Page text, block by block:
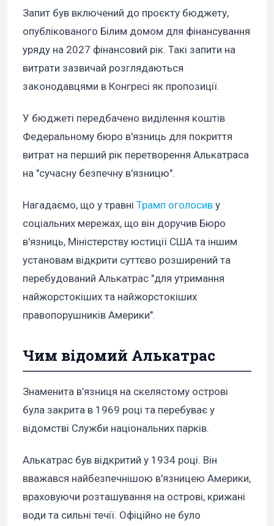
Запит був включений до проєкту бюджету,
опублікованого Білим домом для фінансування
уряду на 2027 фінансовий рік. Такі запити на
витрати зазвичай розглядаються
законодавцями в Конгресі як пропозиції.
У бюджеті передбачено виділення коштів
Федеральному бюро в'язниць для покриття
витрат на перший рік перетворення Алькатраса
на "сучасну безпечну в'язницю".
Нагадаємо, що у травні Трамп оголосив у
соціальних мережах, що він доручив Бюро
в'язниць, Міністерству юстиції США та іншим
установам відкрити суттєво розширений та
перебудований Алькатрас "для утримання
найжорстокіших та найжорстокіших
правопорушників Америки".
Чим відомий Алькатрас
Знаменита в’язниця на скелястому острові
була закрита в 1969 році та перебуває у
відомстві Служби національних парків.
Алькатрас був відкритий у 1934 році. Він
вважався найбезпечнішою в'язницею Америки,
враховуючи розташування на острові, крижані
води та сильні течії. Офіційно не було